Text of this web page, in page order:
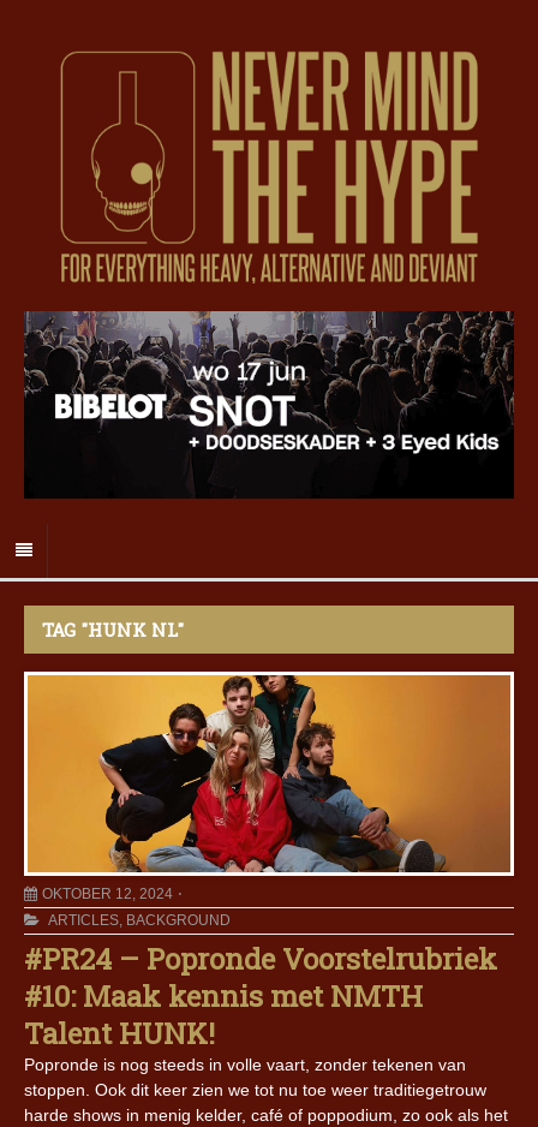
TAG "HUNK NL"
OKTOBER 12, 2024
ARTICLES, BACKGROUND
#PR24 – Popronde Voorstelrubriek
#10: Maak kennis met NMTH
Talent HUNK!
Popronde is nog steeds in volle vaart, zonder tekenen van
stoppen. Ook dit keer zien we tot nu toe weer traditiegetrouw
harde shows in menig kelder, café of poppodium, zo ook als het